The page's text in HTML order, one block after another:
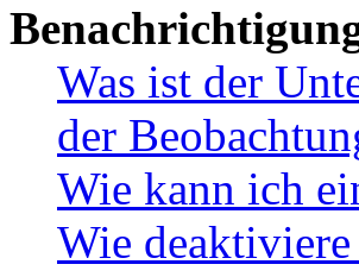
Was ist der
der
Wie kann ich
Wie